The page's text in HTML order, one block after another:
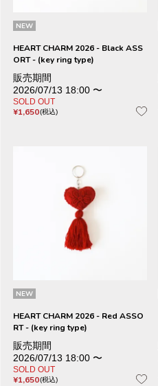
NEW
HEART CHARM 2026 - Black ASS
ORT - (key ring type)
販売期間
2026/07/13 18:00 〜
SOLD OUT
¥1,650 税込
NEW
HEART CHARM 2026 - Red ASSO
RT - (key ring type)
販売期間
2026/07/13 18:00 〜
SOLD OUT
¥1,650 税込